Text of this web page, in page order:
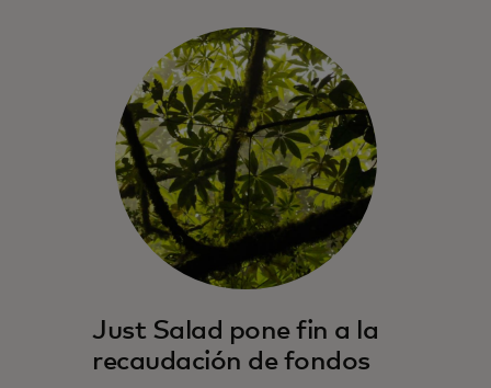
Just Salad pone fin a la
recaudación de fondos